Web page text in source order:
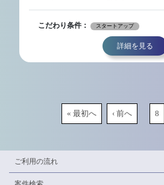
こだわり条件： スタートアップ
詳細を見る
« 最初へ ‹ 前へ 8
ご利用の流れ